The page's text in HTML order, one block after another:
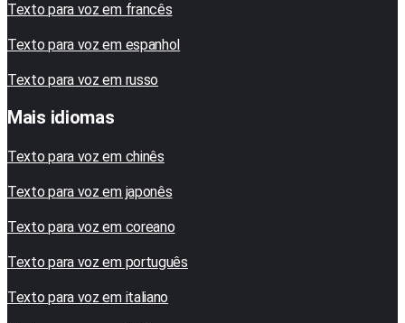
Texto para voz em francês
Texto para voz em espanhol
Texto para voz em russo
Mais idiomas
Texto para voz em chinês
Texto para voz em japonês
Texto para voz em coreano
Texto para voz em português
Texto para voz em italiano